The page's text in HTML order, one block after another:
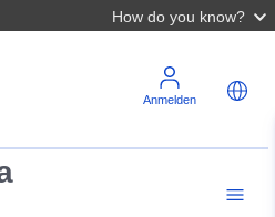
How do you know?
Anmelden